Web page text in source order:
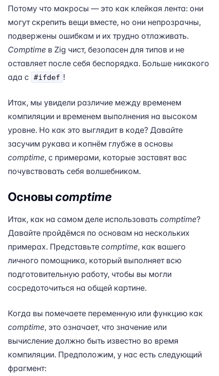
Потому что макросы — это как клейкая лента: они
могут скрепить вещи вместе, но они непрозрачны,
подвержены ошибкам и их трудно отлаживать.
Comptime в Zig чист, безопасен для типов и не
оставляет после себя беспорядка. Больше никакого
ада с
#ifdef !
Итак, мы увидели различие между временем
компиляции и временем выполнения на высоком
уровне. Но как это выглядит в коде? Давайте
засучим рукава и копнём глубже в основы
comptime, с примерами, которые заставят вас
почувствовать себя волшебником.
Основыcomptime
Итак, как на самом деле использовать comptime?
Давайте пройдёмся по основам на нескольких
примерах. Представьте comptime, как вашего
личного помощника, который выполняет всю
подготовительную работу, чтобы вы могли
сосредоточиться на общей картине.
Когда вы помечаете переменную или функцию как
comptime, это означает, что значение или
вычисление должно быть известно во время
компиляции. Предположим, у нас есть следующий
фрагмент: